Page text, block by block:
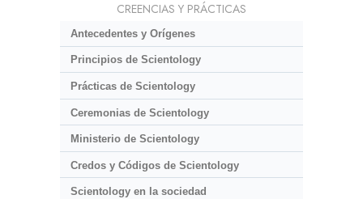
CREENCIAS Y PRÁCTICAS
Antecedentes y Orígenes
Principios de Scientology
Prácticas de Scientology
Ceremonias de Scientology
Ministerio de Scientology
Credos y Códigos de Scientology
Scientology en la sociedad